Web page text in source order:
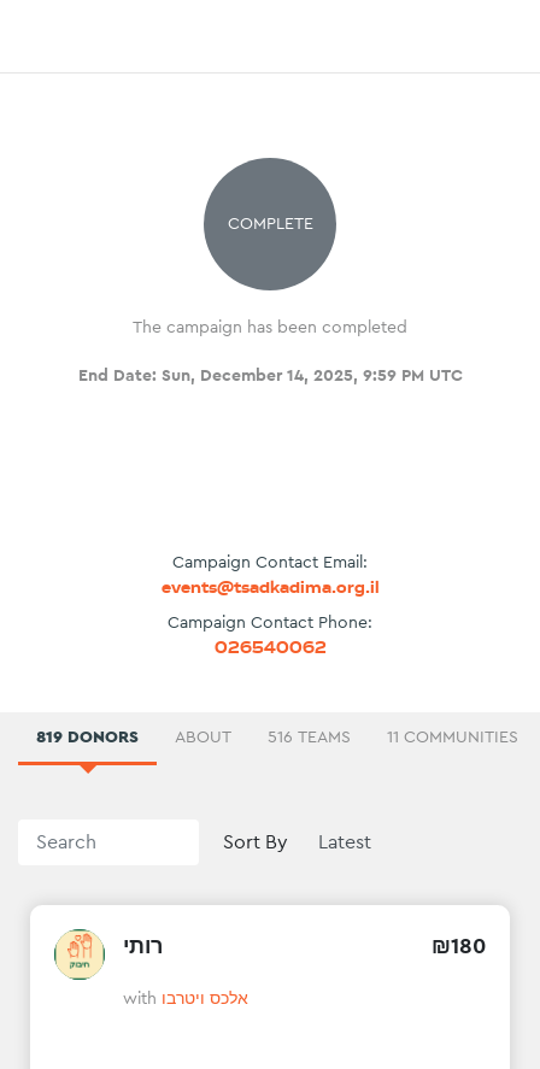
COMPLETE
The campaign has been completed
End Date: Sun, December 14, 2025, 9:59 PM UTC
Campaign Contact Email:
events@tsadkadima.org.il
Campaign Contact Phone:
026540062
819 DONORS ABOUT 516 TEAMS 11 COMMUNITIES
Sort By
רותי ₪180
with אלכס ויטרבו